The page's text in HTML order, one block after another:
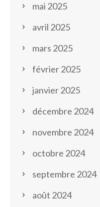
mai 2025
avril 2025
mars 2025
février 2025
janvier 2025
décembre 2024
novembre 2024
octobre 2024
septembre 2024
août 2024